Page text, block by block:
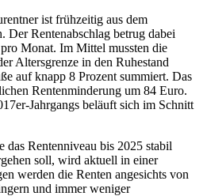
ist frühzeitig aus dem
Der Rentenabschlag betrug dabei
Monat. Im Mittel mussten die
Altersgrenze in den Ruhestand
auf knapp 8 Prozent summiert. Das
Rentenminderung um 84 Euro.
Jahrgangs beläuft sich im Schnitt
das Rentenniveau bis 2025 stabil
soll, wird aktuell in einer
werden die Renten angesichts von
und immer weniger